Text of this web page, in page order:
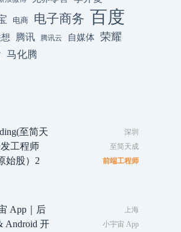
电商 电子商务 百度
腾讯 腾讯云 自媒体 荣耀
马化腾
至简天
工程师
始股）2
深圳
至简天成
前端工程师
App｜后
Android 开
上海
小宇宙 App